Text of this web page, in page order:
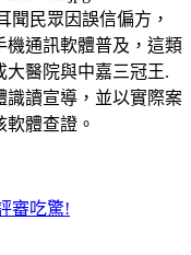
聞民眾因誤信偏方，
機通訊軟體普及，這類
大醫院與中嘉三冠王.
識讀宣導，並以實際案
體查證。
審吃驚!